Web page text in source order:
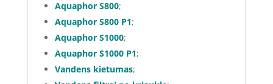
Aquaphor S800;
Aquaphor S800 P1;
Aquaphor S1000;
Aquaphor S1000 P1;
Vandens kietumas;